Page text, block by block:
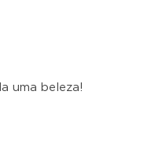
uma beleza!